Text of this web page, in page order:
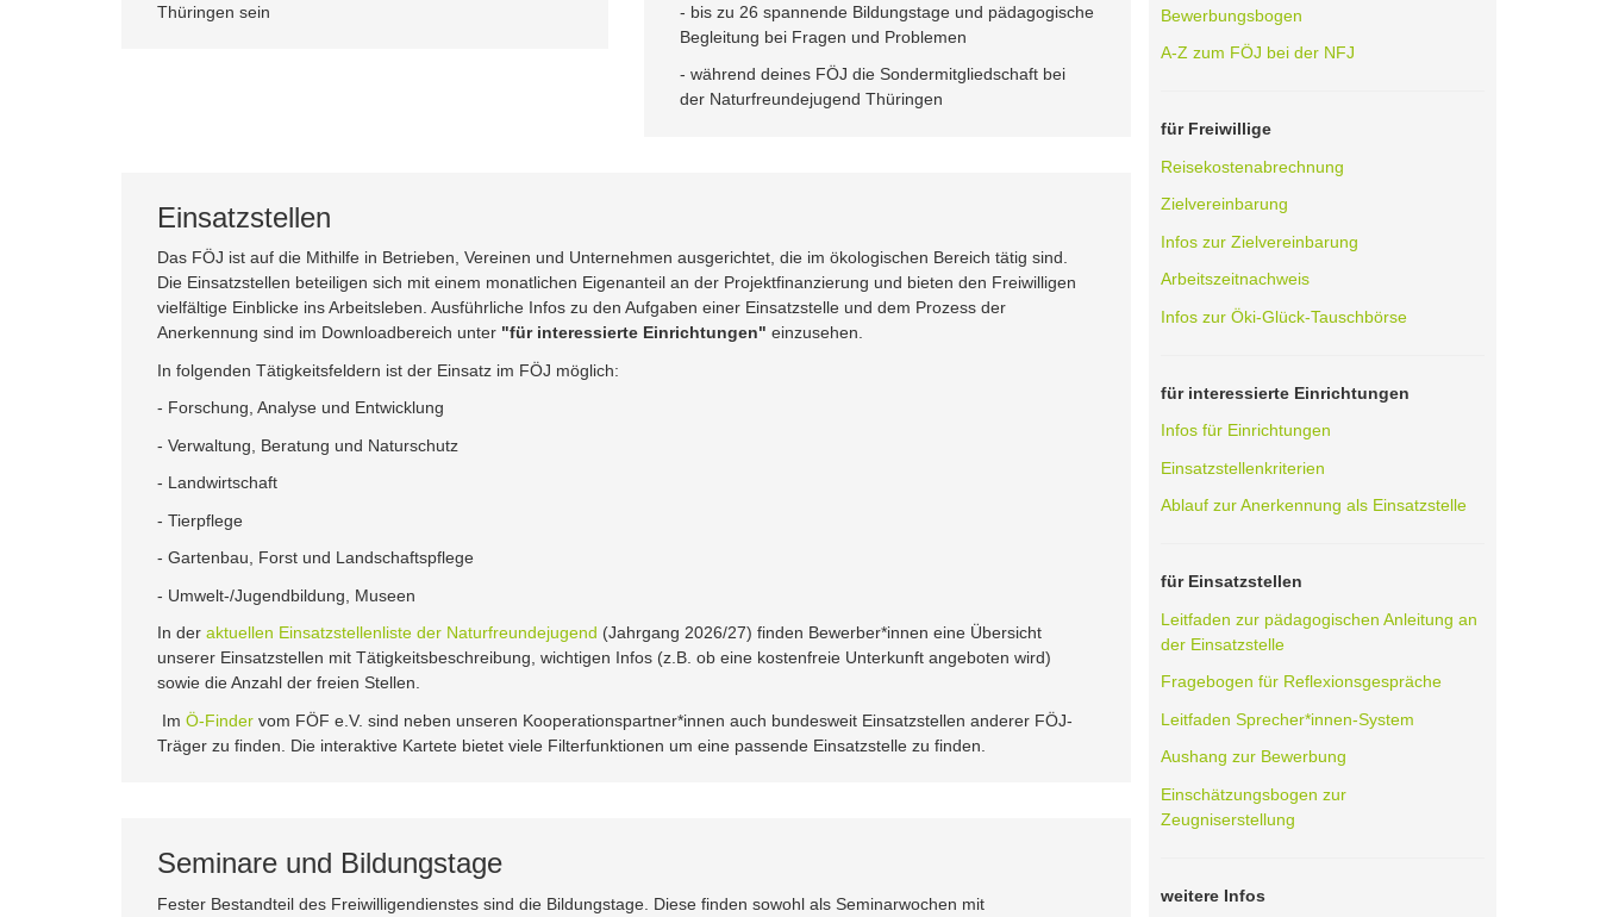
Thüringen sein
- bis zu 26 spannende Bildungstage und pädagogische
Begleitung bei Fragen und Problemen
- während deines FÖJ die Sondermitgliedschaft bei
der Naturfreundejugend Thüringen
Einsatzstellen
Das FÖJ ist auf die Mithilfe in Betrieben, Vereinen und Unternehmen ausgerichtet, die im ökologischen Bereich tätig sind.
Die Einsatzstellen beteiligen sich mit einem monatlichen Eigenanteil an der Projektfinanzierung und bieten den Freiwilligen
vielfältige Einblicke ins Arbeitsleben. Ausführliche Infos zu den Aufgaben einer Einsatzstelle und dem Prozess der
Anerkennung sind im Downloadbereich unter "für interessierte Einrichtungen" einzusehen.
In folgenden Tätigkeitsfeldern ist der Einsatz im FÖJ möglich:
- Forschung, Analyse und Entwicklung
- Verwaltung, Beratung und Naturschutz
- Landwirtschaft
- Tierpflege
- Gartenbau, Forst und Landschaftspflege
- Umwelt-/Jugendbildung, Museen
In der aktuellen Einsatzstellenliste der Naturfreundejugend (Jahrgang 2026/27) finden Bewerber*innen eine Übersicht
unserer Einsatzstellen mit Tätigkeitsbeschreibung, wichtigen Infos (z.B. ob eine kostenfreie Unterkunft angeboten wird)
sowie die Anzahl der freien Stellen.
Im Ö-Finder vom FÖF e.V. sind neben unseren Kooperationspartner*innen auch bundesweit Einsatzstellen anderer FÖJ-
Träger zu finden. Die interaktive Kartete bietet viele Filterfunktionen um eine passende Einsatzstelle zu finden.
Seminare und Bildungstage
Fester Bestandteil des Freiwilligendienstes sind die Bildungstage. Diese finden sowohl als Seminarwochen mit
Bewerbungsbogen
A-Z zum FÖJ bei der NFJ
für Freiwillige
Reisekostenabrechnung
Zielvereinbarung
Infos zur Zielvereinbarung
Arbeitszeitnachweis
Infos zur Öki-Glück-Tauschbörse
für interessierte Einrichtungen
Infos für Einrichtungen
Einsatzstellenkriterien
Ablauf zur Anerkennung als Einsatzstelle
für Einsatzstellen
Leitfaden zur pädagogischen Anleitung an
der Einsatzstelle
Fragebogen für Reflexionsgespräche
Leitfaden Sprecher*innen-System
Aushang zur Bewerbung
Einschätzungsbogen zur
Zeugniserstellung
weitere Infos